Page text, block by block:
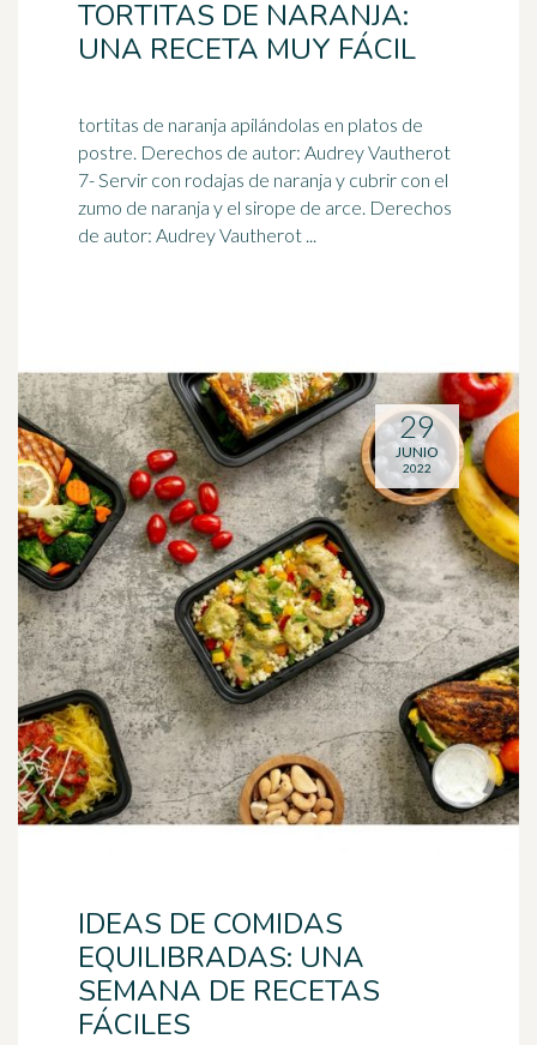
TORTITAS DE NARANJA:
UNA RECETA MUY FÁCIL
tortitas de naranja apilándolas en platos de
postre. Derechos de autor: Audrey Vautherot
7- Servir con rodajas de naranja y cubrir con el
zumo de naranja y el sirope de arce. Derechos
de autor: Audrey Vautherot ...
IDEAS DE COMIDAS
EQUILIBRADAS: UNA
SEMANA DE RECETAS
FÁCILES
29
JUNIO
2022